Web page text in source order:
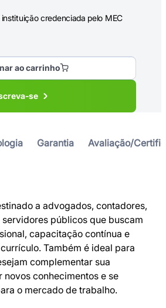
ideal para quem deseja
recentes e aplicar os
práticos, atualizando seus
credenciada pelo MEC
se
ao carrinho
Garantia Avaliação/
a advogados, contadores,
públicos que buscam
capacitação contínua e
Também é ideal para
complementar sua
conhecimentos e se
o mercado de trabalho.